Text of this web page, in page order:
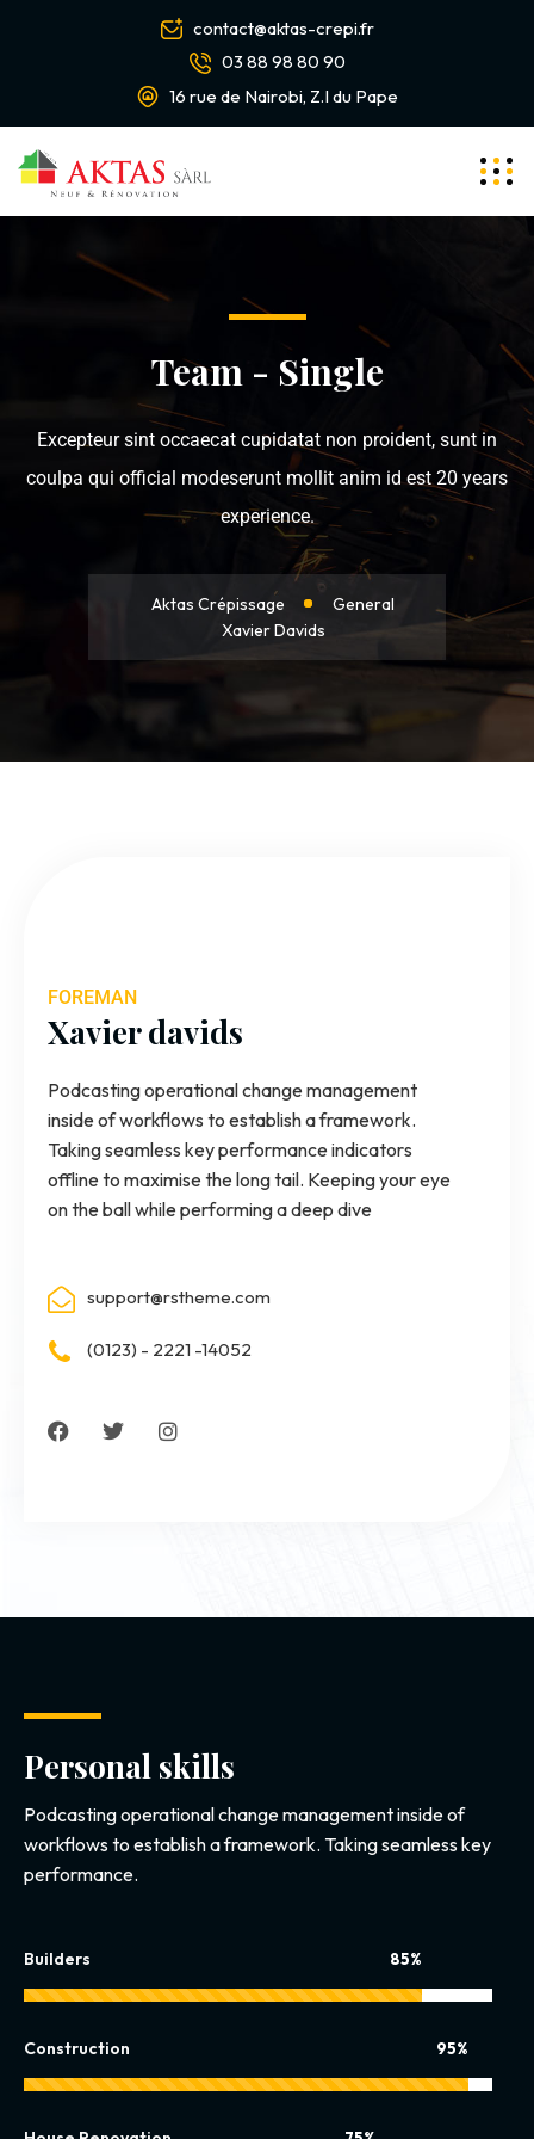
contact@aktas-crepi.fr
03 88 98 80 90
16 rue de Nairobi, Z.I du Pape
Team - Single
Excepteur sint occaecat cupidatat non proident, sunt in
coulpa qui official modeserunt mollit anim id est 20 years
experience.
Aktas Crépissage
General
Xavier Davids
FOREMAN
Xavier davids
Podcasting operational change management
inside of workflows to establish a framework.
Taking seamless key performance indicators
offline to maximise the long tail. Keeping your eye
on the ball while performing a deep dive
support@rstheme.com
(0123) - 2221 -14052
Personal skills
Podcasting operational change management inside of
workflows to establish a framework. Taking seamless key
performance.
Builders 85%
Construction 95%